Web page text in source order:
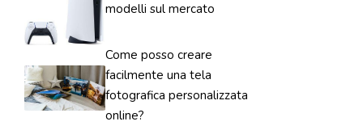
modelli sul mercato
Come posso creare
facilmente una tela
fotografica personalizzata
online?